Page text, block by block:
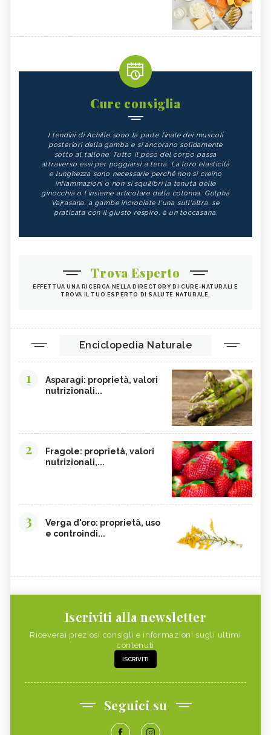
Cure consiglia
I tendini di Achille sono la parte finale dei muscoli
posteriori della gamba e si ancorano solidamente
sotto al tallone. Tutto il peso del corpo passa
attraverso essi per poggiarsi a terra. La loro elasticità
e lunghezza sono necessarie perché non si creino
infiammazioni o non si squilibri la tenuta delle
ginocchia o l'insieme articolare della colonna. Gulpha
Vajrasana, a gambe incrociate l'una sull'altra, se
praticata con il giusto respiro, è un toccasana.
Trova Esperto
EFFETTUA UNA RICERCA NELLA DIRECTORY DI CURE-NATURALI E
TROVA IL TUO ESPERTO DI SALUTE NATURALE.
Enciclopedia Naturale
1
Asparagi: proprietà, valori
nutrizionali...
2
Fragole: proprietà, valori
nutrizionali,...
3
Verga d'oro: proprietà, uso
e controindi...
Iscriviti alla newsletter
Riceverai preziosi consigli e informazioni sugli ultimi
contenuti
ISCRIVITI
Seguici su